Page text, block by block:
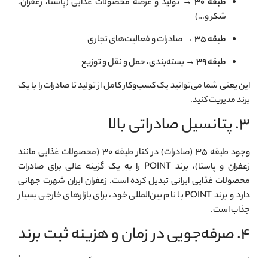
شکر و…)
طبقه ۳۵
→ صادرات و فعالیت‌های تجاری
طبقه ۳۹
→ بسته‌بندی، حمل و نقل و توزیع
این یعنی شما می‌توانید یک کسب‌وکار کامل از تولید تا صادرات را با یک
برند مدیریت کنید.
۳. پتانسیل صادراتی بالا
وجود طبقه ۳۵ (صادرات) در کنار طبقه ۳۰ (محصولات غذایی مانند
زعفران و پاستا)، برند POINT را به یک گزینه عالی برای صادرات
محصولات غذایی ایرانی تبدیل کرده است. زعفران ایران شهرت جهانی
دارد و برند POINT با نام بین‌المللی خود، برای بازارهای خارجی بسیار
جذاب است.
۴. صرفه‌جویی در زمان و هزینه ثبت برند